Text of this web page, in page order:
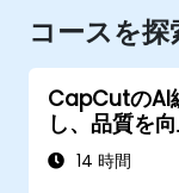
コースを探
CapCutのAI
し、品質を
14 時間